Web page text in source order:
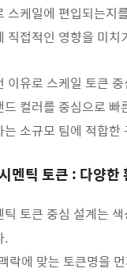
스케일에 편입되는지
직접적인 영향을 미치
이유로 스케일 토큰 중
드 컬러를 중심으로 빠
는 소규모 팀에 적합한
멘틱 토큰 : 다양한
틱 토큰 중심 설계는
.
락에 맞는 토큰명을